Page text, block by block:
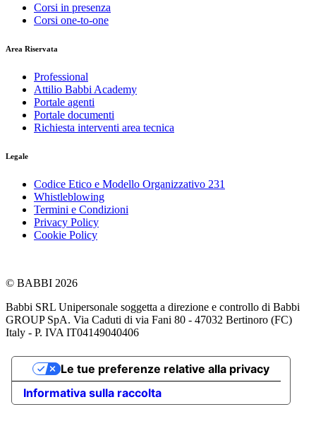
Corsi in presenza
Corsi one-to-one
Area Riservata
Professional
Attilio Babbi Academy
Portale agenti
Portale documenti
Richiesta interventi area tecnica
Legale
Codice Etico e Modello Organizzativo 231
Whistleblowing
Termini e Condizioni
Privacy Policy
Cookie Policy
© BABBI 2026
Babbi SRL Unipersonale soggetta a direzione e controllo di Babbi
GROUP SpA. Via Caduti di via Fani 80 - 47032 Bertinoro (FC)
Italy - P. IVA IT04149040406
Informativa sulla raccolta
Le tue preferenze relative alla privacy